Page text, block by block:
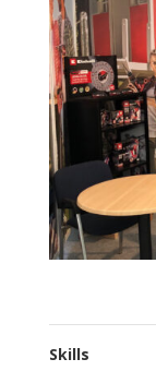
Skills